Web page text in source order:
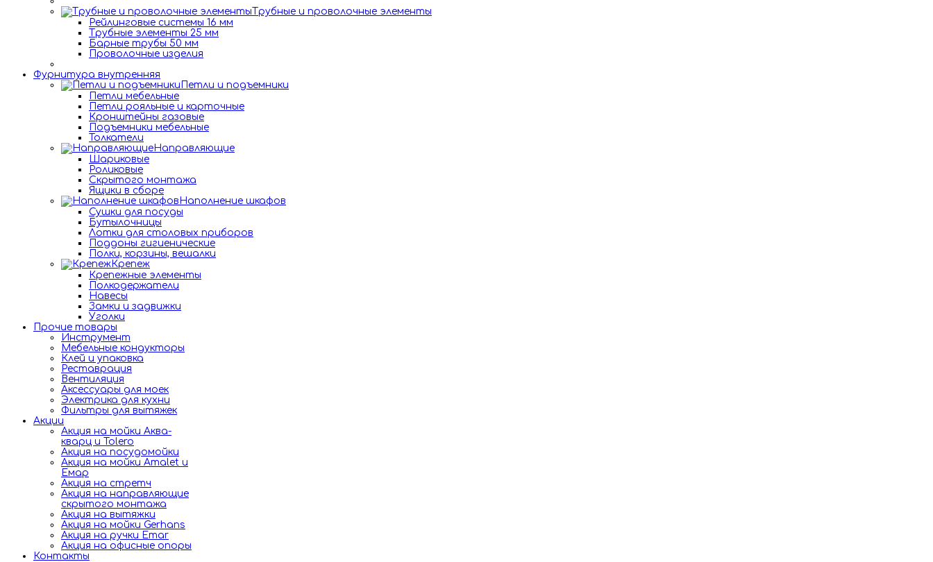
Трубные и проволочные элементы
Рейлинговые системы 16 мм
Трубные элементы 25 мм
Барные трубы 50 мм
Проволочные изделия
Фурнитура внутренняя
Петли и подъемники
Петли мебельные
Петли рояльные и карточные
Кронштейны газовые
Подъемники мебельные
Толкатели
Направляющие
Шариковые
Роликовые
Скрытого монтажа
Ящики в сборе
Наполнение шкафов
Сушки для посуды
Бутылочницы
Лотки для столовых приборов
Поддоны гигиенические
Полки, корзины, вешалки
Крепеж
Крепежные элементы
Полкодержатели
Навесы
Замки и задвижки
Уголки
Прочие товары
Инструмент
Мебельные кондукторы
Клей и упаковка
Реставрация
Вентиляция
Аксессуары для моек
Электрика для кухни
Фильтры для вытяжек
Акции
Акция на мойки Аква-
кварц и Tolero
Акция на посудомойки
Акция на мойки Amalet и
Емар
Акция на стретч
Акция на направляющие
скрытого монтажа
Акция на вытяжки
Акция на мойки Gerhans
Акция на ручки Emar
Акция на офисные опоры
Контакты